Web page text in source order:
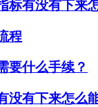
标有没有下来
程
要什么手续？
没有下来怎么